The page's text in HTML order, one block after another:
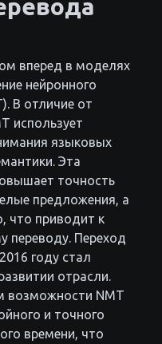
вперед в моделях
нейронного
В отличие от
использует
языковых
Эта
точность
предложения, а
что приводит к
переводу. Переход
году стал
отрасли.
возможности NMT
и точного
времени, что